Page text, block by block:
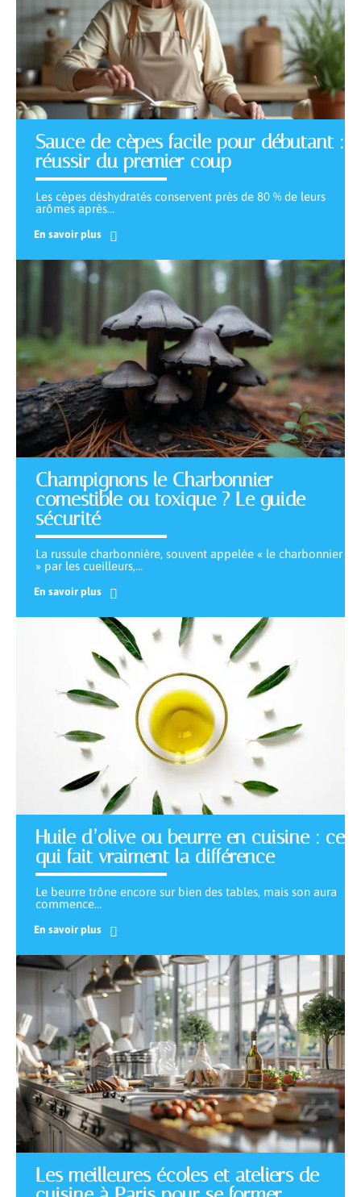
Sauce de cèpes facile pour débutant :
réussir du premier coup
Les cèpes déshydratés conservent près de 80 % de leurs
arômes après…
En savoir plus
Champignons le Charbonnier
comestible ou toxique ? Le guide
sécurité
La russule charbonnière, souvent appelée « le charbonnier
» par les cueilleurs,…
En savoir plus
Huile d’olive ou beurre en cuisine : ce
qui fait vraiment la différence
Le beurre trône encore sur bien des tables, mais son aura
commence…
En savoir plus
Les meilleures écoles et ateliers de